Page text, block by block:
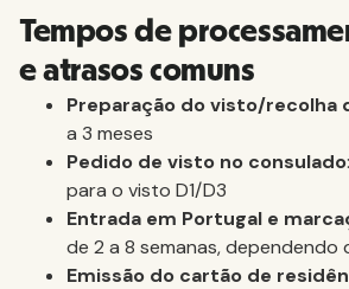
Tempos de
e atrasos comuns
Preparação do visto/recolha
a 3 meses
Pedido de visto no consulado
para o visto D1/D3
Entrada em Portugal e
de 2 a 8 semanas, dependendo
Emissão do cartão de